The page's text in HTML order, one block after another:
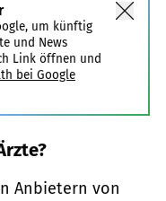
um künftig
und News
Link öffnen und
bei Google
Anbietern von